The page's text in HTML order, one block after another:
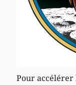
Pour